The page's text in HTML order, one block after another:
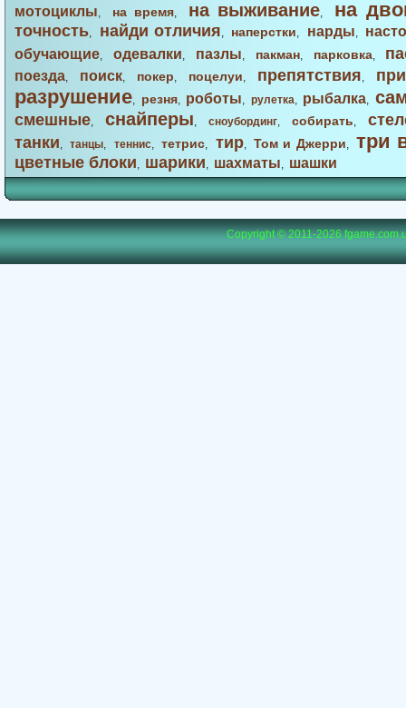
мотоциклы, на время, на выживание, на
точность, найди отличия, наперстки, нарды,
обучающие, одевалки, пазлы, пакман, парковка,
поезда, поиск, покер, поцелуи, препятствия,
разрушение, резня, роботы, рулетка, рыбалка,
смешные, снайперы, сноубординг, собирать,
танки,танцы, теннис,тетрис, тир,Том и Джерри, три
цветные блоки, шарики, шахматы, шашки
Copyright © 2011-2026